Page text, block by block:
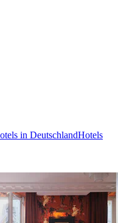
in DeutschlandHotels